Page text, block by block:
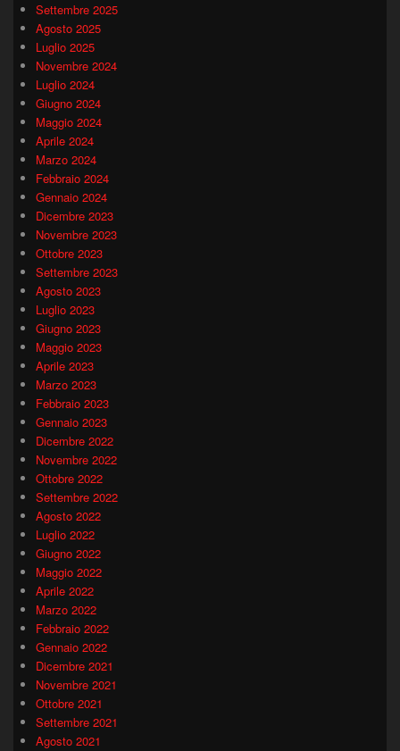
Settembre 2025
Agosto 2025
Luglio 2025
Novembre 2024
Luglio 2024
Giugno 2024
Maggio 2024
Aprile 2024
Marzo 2024
Febbraio 2024
Gennaio 2024
Dicembre 2023
Novembre 2023
Ottobre 2023
Settembre 2023
Agosto 2023
Luglio 2023
Giugno 2023
Maggio 2023
Aprile 2023
Marzo 2023
Febbraio 2023
Gennaio 2023
Dicembre 2022
Novembre 2022
Ottobre 2022
Settembre 2022
Agosto 2022
Luglio 2022
Giugno 2022
Maggio 2022
Aprile 2022
Marzo 2022
Febbraio 2022
Gennaio 2022
Dicembre 2021
Novembre 2021
Ottobre 2021
Settembre 2021
Agosto 2021